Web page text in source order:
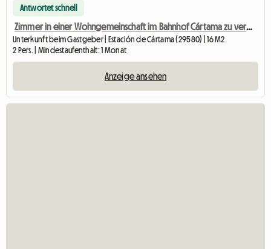
Antwortet schnell
Zimmer in einer Wohngemeinschaft im Bahnhof Cártama zu vermieten
Unterkunft beim Gastgeber | Estación de Cártama (29580) | 16 M2
2 Pers. | Mindestaufenthalt: 1 Monat
Anzeige ansehen